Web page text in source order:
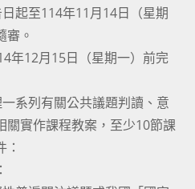
起至114年11月14日（星期
審。
年12月15日（星期一）前完
系列有關公共議題判讀、意
關實作課程教案，至少10節課